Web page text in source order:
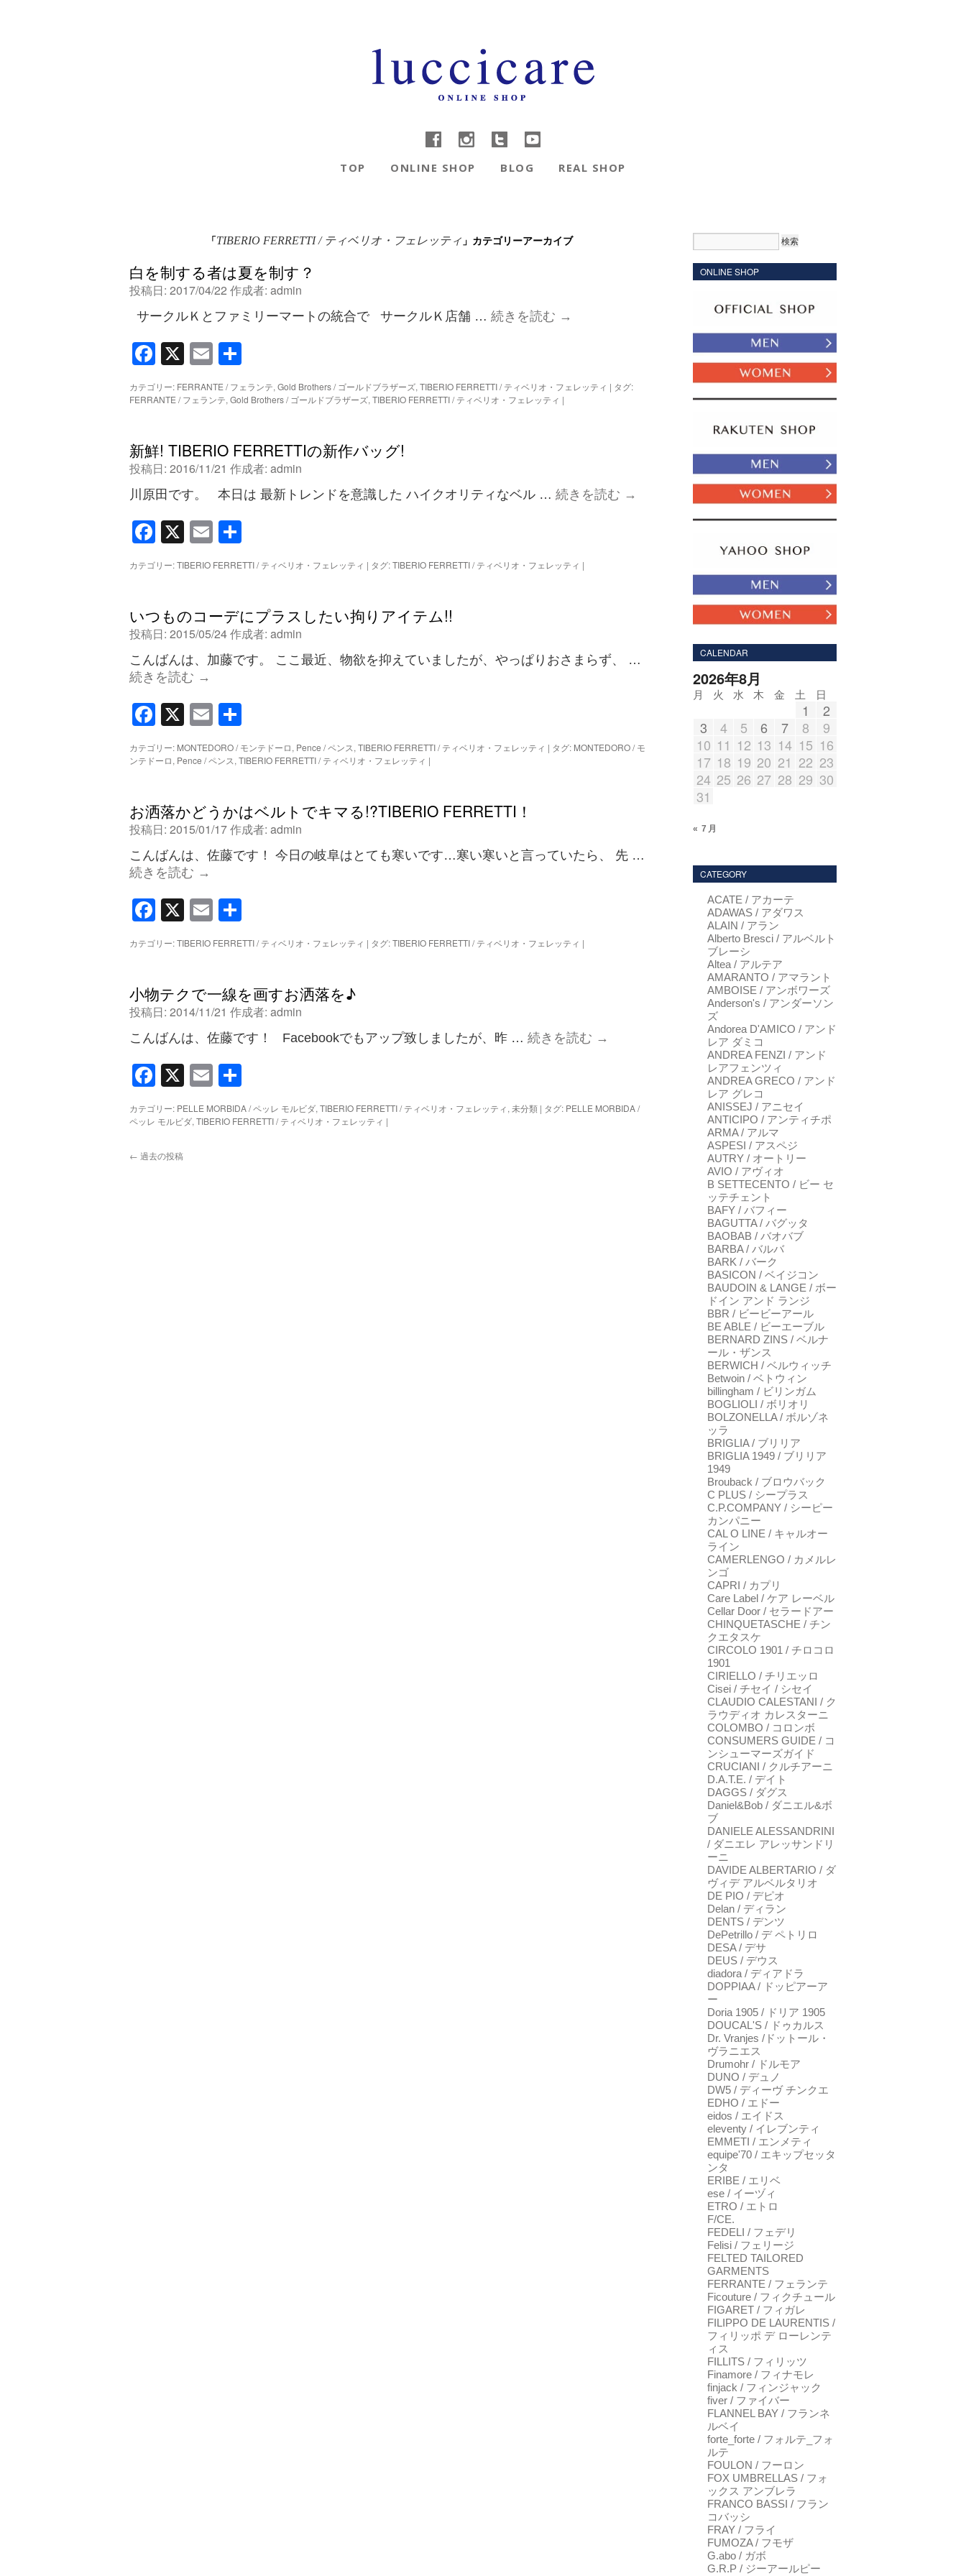
TOP ONLINE SHOP BLOG REAL SHOP
「TIBERIO FERRETTI / ティベリオ・フェレッティ 」カテゴリーアーカイブ
白を制する者は夏を制す？
投稿日: 2017/04/22 作成者: admin
サークルＫとファミリーマートの統合で サークルＫ店舗 … 続きを読む →
Facebook
X Email
カテゴリー: FERRANTE / フェランテ, Gold Brothers / ゴールドブラザーズ, TIBERIO FERRETTI / ティベリオ・フェレッティ | タグ:
FERRANTE / フェランテ, Gold Brothers / ゴールドブラザーズ, TIBERIO FERRETTI / ティベリオ・フェレッティ |
新鮮! TIBERIO FERRETTIの新作バッグ!
投稿日: 2016/11/21 作成者: admin
川原田です。 本日は 最新トレンドを意識した ハイクオリティなベル … 続きを読む →
Facebook
X Email
カテゴリー:TIBERIO FERRETTI / ティベリオ・フェレッティ | タグ:TIBERIO FERRETTI / ティベリオ・フェレッティ |
いつものコーデにプラスしたい拘りアイテム!!
投稿日: 2015/05/24作成者: admin
こんばんは、加藤です。 ここ最近、物欲を抑えていましたが、やっぱりおさまらず、 …
続きを読む →
Facebook
X Email
カテゴリー: MONTEDORO / モンテドーロ, Pence / ペンス, TIBERIO FERRETTI / ティベリオ・フェレッティ | タグ: MONTEDORO / モ
ンテドーロ, Pence / ペンス, TIBERIO FERRETTI / ティベリオ・フェレッティ |
お洒落かどうかはベルトでキマる!?TIBERIO FERRETTI！
投稿日: 2015/01/17作成者: admin
こんばんは、佐藤です！ 今日の岐阜はとても寒いです…寒い寒いと言っていたら、 先 …
続きを読む →
Facebook
X Email
カテゴリー:TIBERIO FERRETTI / ティベリオ・フェレッティ | タグ:TIBERIO FERRETTI / ティベリオ・フェレッティ |
小物テクで一線を画すお洒落を♪
投稿日: 2014/11/21 作成者: admin
こんばんは、佐藤です！ Facebookでもアップ致しましたが、昨 … 続きを読む →
Facebook
X Email
カテゴリー: PELLE MORBIDA / ペッレ モルビダ, TIBERIO FERRETTI / ティベリオ・フェレッティ, 未分類 | タグ: PELLE MORBIDA /
ペッレ モルビダ, TIBERIO FERRETTI / ティベリオ・フェレッティ |
← 過去の投稿
ONLINE SHOP
CALENDAR
2026年8月
月 火 水 木 金 土 日
1
2
3
4 5 6 7 8
9
10 11 12 13 14 15 16
17 18 19 20 21 22 23
24 25 26 27 28 29 30
31
« 7月
CATEGORY
ACATE / アカーテ
ADAWAS / アダワス
ALAIN / アラン
Alberto Bresci / アルベルト
ブレーシ
Altea / アルテア
AMARANTO / アマラント
AMBOISE / アンボワーズ
Anderson's / アンダーソン
ズ
Andorea D'AMICO / アンド
レア ダミコ
ANDREA FENZI / アンド
レアフェンツィ
ANDREA GRECO / アンド
レア グレコ
ANISSEJ / アニセイ
ANTICIPO / アンティチポ
ARMA / アルマ
ASPESI / アスペジ
AUTRY / オートリー
AVIO / アヴィオ
B SETTECENTO / ビー セ
ッテチェント
BAFY / バフィー
BAGUTTA / バグッタ
BAOBAB / バオバブ
BARBA / バルバ
BARK / バーク
BASICON / ベイジコン
BAUDOIN & LANGE / ボー
ドイン アンド ランジ
BBR / ビービーアール
BE ABLE / ビーエーブル
BERNARD ZINS / ベルナ
ール・ザンス
BERWICH / ベルウィッチ
Betwoin / ベトウィン
billingham / ビリンガム
BOGLIOLI / ボリオリ
BOLZONELLA / ボルゾネ
ッラ
BRIGLIA / ブリリア
BRIGLIA 1949 / ブリリア
1949
Brouback / ブロウバック
C PLUS / シープラス
C.P.COMPANY / シーピー
カンパニー
CAL O LINE / キャルオー
ライン
CAMERLENGO / カメルレ
ンゴ
CAPRI / カプリ
Care Label / ケア レーベル
Cellar Door / セラードアー
CHINQUETASCHE / チン
クエタスケ
CIRCOLO 1901 / チロコロ
1901
CIRIELLO / チリエッロ
Cisei / チセイ / シセイ
CLAUDIO CALESTANI / ク
ラウディオ カレスターニ
COLOMBO / コロンボ
CONSUMERS GUIDE / コ
ンシューマーズガイド
CRUCIANI / クルチアーニ
D.A.T.E. / デイト
DAGGS / ダグス
Daniel&Bob / ダニエル&ボ
ブ
DANIELE ALESSANDRINI
/ ダニエレ アレッサンドリ
ーニ
DAVIDE ALBERTARIO / ダ
ヴィデ アルベルタリオ
DE PIO / デピオ
Delan / ディラン
DENTS / デンツ
DePetrillo / デ ペトリロ
DESA / デサ
DEUS / デウス
diadora / ディアドラ
DOPPIAA / ドッピアーア
ー
Doria 1905 / ドリア 1905
DOUCAL'S / ドゥカルス
Dr. Vranjes /ドットール・
ヴラニエス
Drumohr / ドルモア
DUNO / デュノ
DW5 / ディーヴ チンクエ
EDHO / エドー
eidos / エイドス
eleventy / イレブンティ
EMMETI / エンメティ
equipe'70 / エキップセッタ
ンタ
ERIBE / エリベ
ese / イーヅィ
ETRO / エトロ
F/CE.
FEDELI / フェデリ
Felisi / フェリージ
FELTED TAILORED
GARMENTS
FERRANTE / フェランテ
Ficouture / フィクチュール
FIGARET / フィガレ
FILIPPO DE LAURENTIS /
フィリッポ デ ローレンテ
ィス
FILLITS / フィリッツ
Finamore / フィナモレ
finjack / フィンジャック
fiver / ファイバー
FLANNEL BAY / フランネ
ルベイ
forte_forte / フォルテ_フォ
ルテ
FOULON / フーロン
FOX UMBRELLAS / フォ
ックス アンブレラ
FRANCO BASSI / フラン
コバッシ
FRAY / フライ
FUMOZA / フモザ
G.abo / ガボ
G.R.P / ジーアールピー